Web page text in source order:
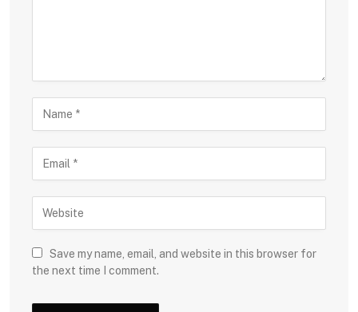
Save my name, email, and website in this browser for
the next time I comment.